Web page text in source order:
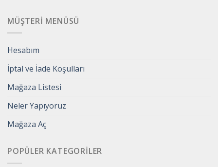
MÜŞTERI MENÜSÜ
Hesabım
İptal ve İade Koşulları
Mağaza Listesi
Neler Yapıyoruz
Mağaza Aç
POPÜLER KATEGORILER